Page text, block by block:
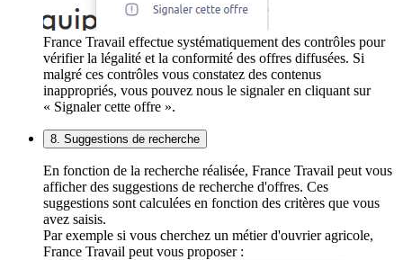
France Travail effectue systématiquement des contrôles pour
vérifier la légalité et la conformité des offres diffusées. Si
malgré ces contrôles vous constatez des contenus
inappropriés, vous pouvez nous le signaler en cliquant sur
« Signaler cette offre ».
8. Suggestions de recherche
En fonction de la recherche réalisée, France Travail peut vous
afficher des suggestions de recherche d'offres. Ces
suggestions sont calculées en fonction des critères que vous
avez saisis.
Par exemple si vous cherchez un métier d'ouvrier agricole,
France Travail peut vous proposer :